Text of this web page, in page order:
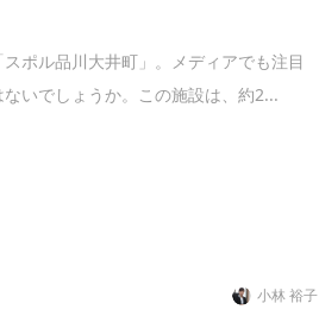
ポル品川大井町」。メディアでも注目
いでしょうか。この施設は、約2...
小林 裕子